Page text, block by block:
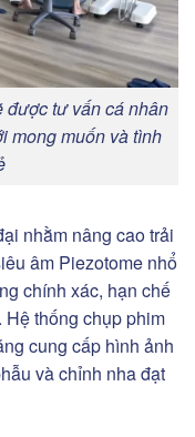
được tư vấn cá nhân
mong muốn và tình
nhằm nâng cao trải
âm Piezotome nhổ
chính xác, hạn chế
thống chụp phim
cung cấp hình ảnh
và chỉnh nha đạt